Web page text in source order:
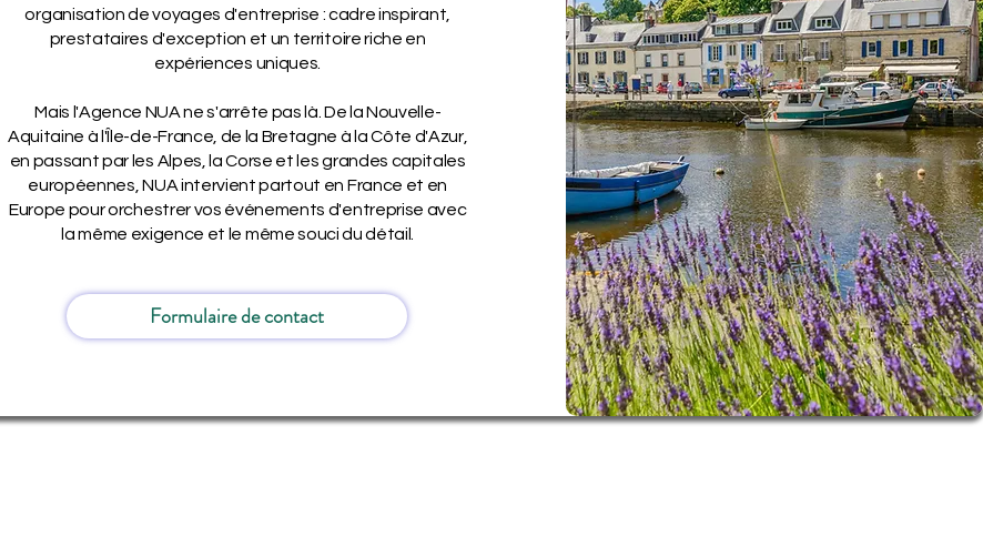
organisation de voyages d'entreprise : cadre inspirant,
prestataires d'exception et un territoire riche en
expériences uniques.
Mais l'Agence NUA ne s'arrête pas là. De la Nouvelle-
Aquitaine à l'Île-de-France, de la Bretagne à la Côte d'Azur,
en passant par les Alpes, la Corse et les grandes capitales
européennes, NUA intervient partout en France et en
Europe pour orchestrer vos événements d'entreprise avec
la même exigence et le même souci du détail.
Formulaire de contact